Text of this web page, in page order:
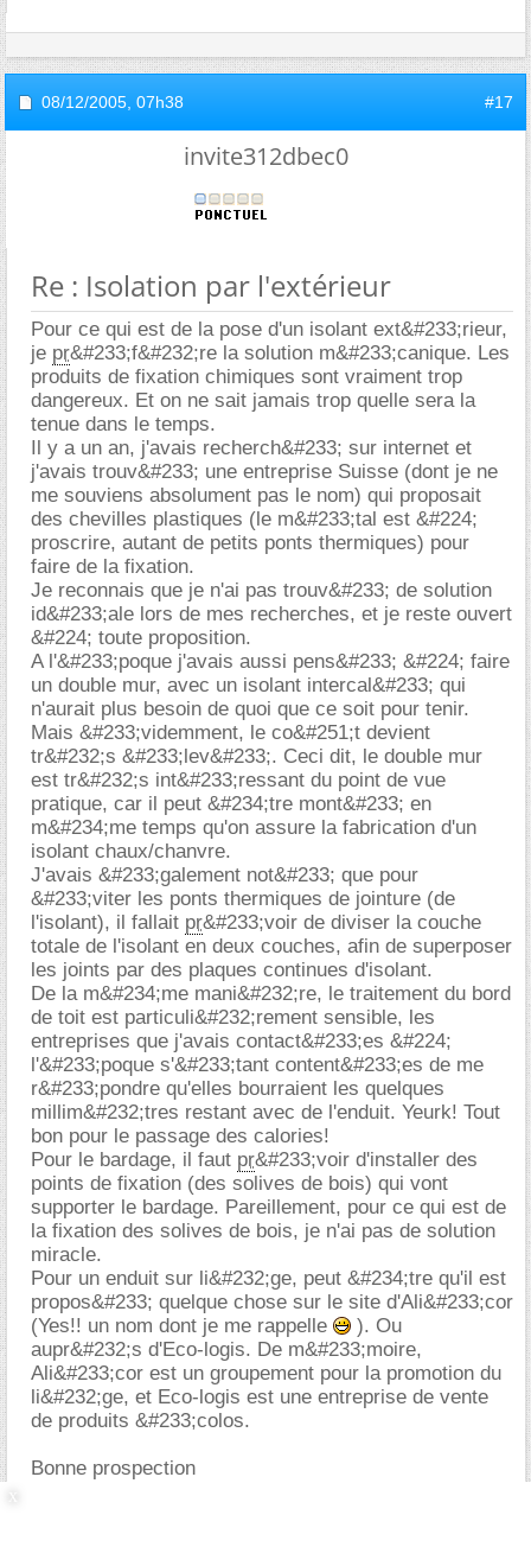
08/12/2005, 07h38 #17
invite312dbec0
Re : Isolation par l'extérieur
Pour ce qui est de la pose d'un isolant ext&#233;rieur,
je pr&#233;f&#232;re la solution m&#233;canique. Les
produits de fixation chimiques sont vraiment trop
dangereux. Et on ne sait jamais trop quelle sera la
tenue dans le temps.
Il y a un an, j'avais recherch&#233; sur internet et
j'avais trouv&#233; une entreprise Suisse (dont je ne
me souviens absolument pas le nom) qui proposait
des chevilles plastiques (le m&#233;tal est &#224;
proscrire, autant de petits ponts thermiques) pour
faire de la fixation.
Je reconnais que je n'ai pas trouv&#233; de solution
id&#233;ale lors de mes recherches, et je reste ouvert
&#224; toute proposition.
A l'&#233;poque j'avais aussi pens&#233; &#224; faire
un double mur, avec un isolant intercal&#233; qui
n'aurait plus besoin de quoi que ce soit pour tenir.
Mais &#233;videmment, le co&#251;t devient
tr&#232;s &#233;lev&#233;. Ceci dit, le double mur
est tr&#232;s int&#233;ressant du point de vue
pratique, car il peut &#234;tre mont&#233; en
m&#234;me temps qu'on assure la fabrication d'un
isolant chaux/chanvre.
J'avais &#233;galement not&#233; que pour
&#233;viter les ponts thermiques de jointure (de
l'isolant), il fallait pr&#233;voir de diviser la couche
totale de l'isolant en deux couches, afin de superposer
les joints par des plaques continues d'isolant.
De la m&#234;me mani&#232;re, le traitement du bord
de toit est particuli&#232;rement sensible, les
entreprises que j'avais contact&#233;es &#224;
l'&#233;poque s'&#233;tant content&#233;es de me
r&#233;pondre qu'elles bourraient les quelques
millim&#232;tres restant avec de l'enduit. Yeurk! Tout
bon pour le passage des calories!
Pour le bardage, il faut pr&#233;voir d'installer des
points de fixation (des solives de bois) qui vont
supporter le bardage. Pareillement, pour ce qui est de
la fixation des solives de bois, je n'ai pas de solution
miracle.
Pour un enduit sur li&#232;ge, peut &#234;tre qu'il est
propos&#233; quelque chose sur le site d'Ali&#233;cor
(Yes!! un nom dont je me rappelle
). Ou
aupr&#232;s d'Eco-logis. De m&#233;moire,
Ali&#233;cor est un groupement pour la promotion du
li&#232;ge, et Eco-logis est une entreprise de vente
de produits &#233;colos.
Bonne prospection